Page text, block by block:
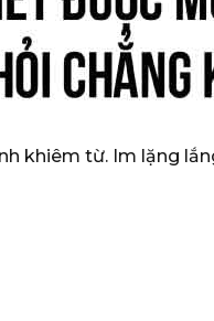
khiêm từ. Im lặng